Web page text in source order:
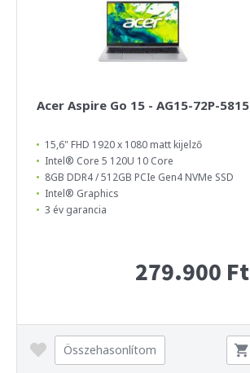
Acer Aspire Go 15 - AG15-72P-5815
15,6" FHD 1920 x 1080 matt kijelző
Intel® Core 5 120U 10 Core
8GB DDR4 / 512GB PCIe Gen4 NVMe SSD
Intel® Graphics
3 év garancia
279.900 Ft
Összehasonlítom